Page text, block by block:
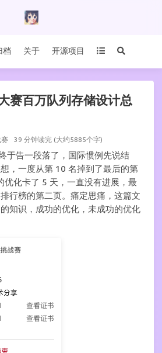
档 关于 开源项目
赛百万队列存储设计总
39 分钟读完 (大约5885个字)
于告一段落了，国际惯例先说结
，一度从第 10 名掉到了最后的第
优化卡了 5 天，一直没有进展，最
行榜的第二页。痛定思痛，这篇文
知识，成功的优化，未成功的优化